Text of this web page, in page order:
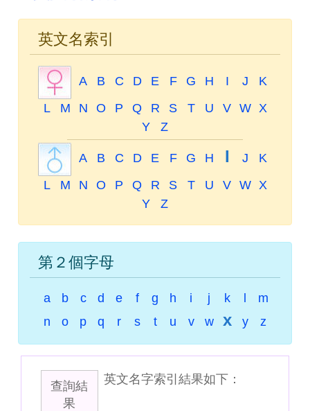
英文名索引
A B C D E F G H I J
K
L
M N O P Q R S T U V W X
Y
Z
A B C D E F G H I J
K
L
M N O P Q R S T U V W X
Y
Z
第２個字母
a b c d e f g h i j k
m
n
o p q r s t u v w x y z
查詢結
果
英文名字索引結果如下：